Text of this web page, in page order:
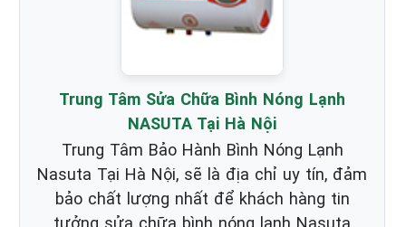
Trung Tâm Sửa Chữa Bình Nóng Lạnh
NASUTA Tại Hà Nội
Trung Tâm Bảo Hành Bình Nóng Lạnh
Nasuta Tại Hà Nội, sẽ là địa chỉ uy tín, đảm
bảo chất lượng nhất để khách hàng tin
tưởng sửa chữa bình nóng lạnh Nasuta